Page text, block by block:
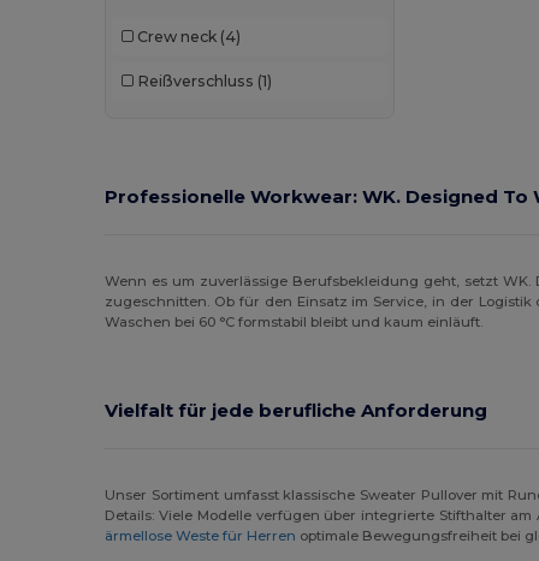
JHK (13)
Just Cool (6)
Lee (1)
Malfini (24)
Mantis (8)
Mustaghata (1)
Crew neck (4)
Reißverschluss (1)
Professionelle Workwear: WK. Designed To
Wenn es um zuverlässige Berufsbekleidung geht, setzt
zugeschnitten. Ob für den Einsatz im Service, in der
Waschen bei 60 °C formstabil bleibt und kaum einläuft.
Vielfalt für jede berufliche Anforderung
Unser Sortiment umfasst klassische Sweater Pullover mit
Details: Viele Modelle verfügen über integrierte Stifthalter
ärmellose Weste für Herren optimale Bewegungsfreiheit bei